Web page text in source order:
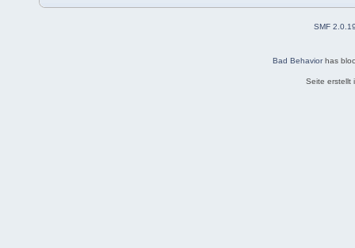
SMF
Bad Behaviorhas
Seite erstellt